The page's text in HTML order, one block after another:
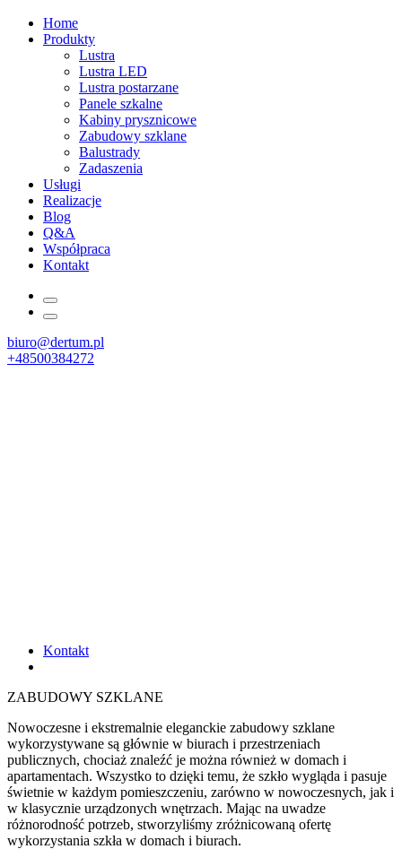
Home
Produkty
Lustra
Lustra LED
Lustra postarzane
Panele szkalne
Kabiny prysznicowe
Zabudowy szklane
Balustrady
Zadaszenia
Usługi
Realizacje
Blog
Q&A
Współpraca
Kontakt
biuro@dertum.pl
+48500384272
Kontakt
ZABUDOWY SZKLANE
Nowoczesne i ekstremalnie eleganckie zabudowy szklane
wykorzystywane są głównie w biurach i przestrzeniach
publicznych, chociaż znaleźć je można również w domach i
apartamentach. Wszystko to dzięki temu, że szkło wygląda i pasuje
świetnie w każdym pomieszczeniu, zarówno w nowoczesnych, jak i
w klasycznie urządzonych wnętrzach. Mając na uwadze
różnorodność potrzeb, stworzyliśmy zróżnicowaną ofertę
wykorzystania szkła w domach i biurach.